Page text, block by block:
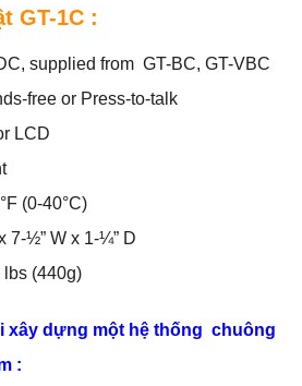
GT-1C :
supplied from GT-BC, GT-VBC
free or Press-to-talk
LCD
(0-40°C)
7-½” W x 1-¼” D
lbs (440g)
xây dựng một hệ thống chuông
: